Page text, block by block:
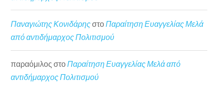
Παναγιώτης ΚονιδάρηςστοΠαραίτηση Ευαγγελίας Μελά
από αντιδήμαρχος Πολιτισμού
παραόμιλος στοΠαραίτηση Ευαγγελίας Μελά από
αντιδήμαρχος Πολιτισμού